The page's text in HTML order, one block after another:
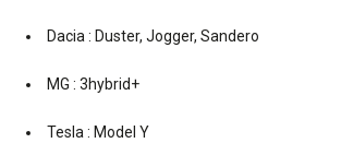
Dacia : Duster, Jogger, Sandero
MG : 3hybrid+
Tesla : Model Y